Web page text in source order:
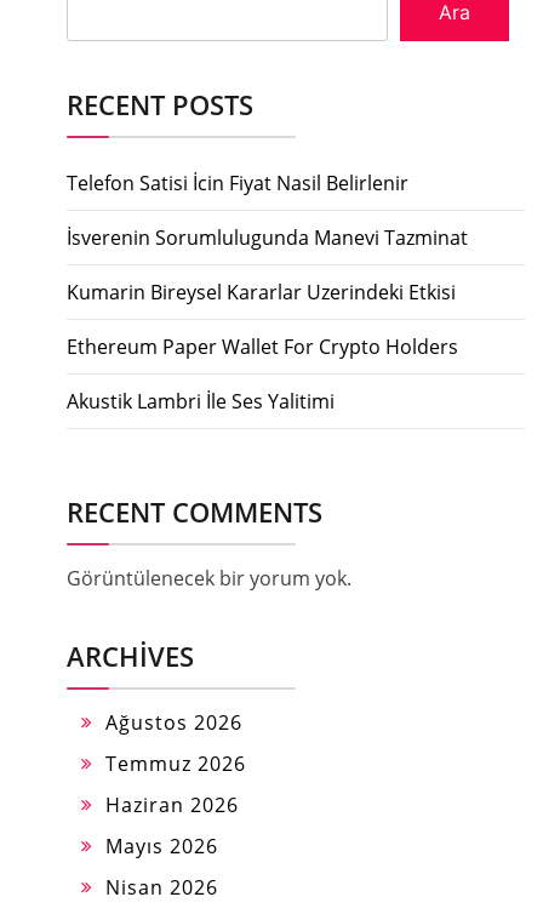
Ara
RECENT POSTS
Telefon Satisi İcin Fiyat Nasil Belirlenir
İsverenin Sorumlulugunda Manevi Tazminat
Kumarin Bireysel Kararlar Uzerindeki Etkisi
Ethereum Paper Wallet For Crypto Holders
Akustik Lambri İle Ses Yalitimi
RECENT COMMENTS
Görüntülenecek bir yorum yok.
ARCHIVES
Ağustos 2026
Temmuz 2026
Haziran 2026
Mayıs 2026
Nisan 2026